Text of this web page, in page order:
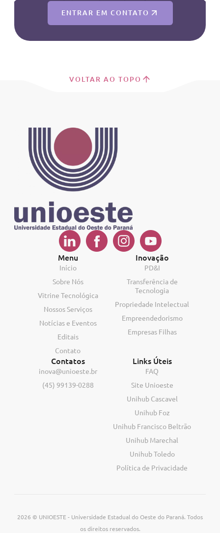
ENTRAR EM CONTATO
VOLTAR AO TOPO
Menu
Início
Sobre Nós
Vitrine Tecnológica
Nossos Serviços
Notícias e Eventos
Editais
Contato
Inovação
PD&I
Transferência de
Tecnologia
Propriedade Intelectual
Empreendedorismo
Empresas Filhas
Contatos
inova@unioeste.br
(45) 99139-0288
Links Úteis
FAQ
Site Unioeste
Unihub Cascavel
Unihub Foz
Unihub Francisco Beltrão
Unihub Marechal
Unihub Toledo
Política de Privacidade
2026 © UNIOESTE - Universidade Estadual do Oeste do Paraná. Todos
os direitos reservados.